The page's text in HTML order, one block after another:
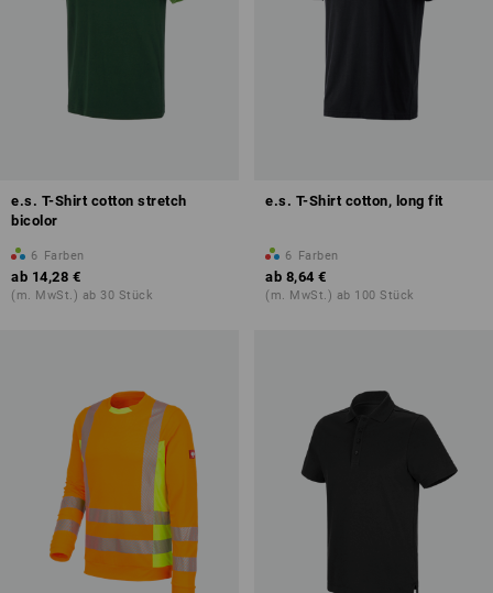
e.s. T-Shirt cotton stretch
bicolor
6 Farben
ab 14,28 €
(m. MwSt.) ab 30 Stück
e.s. T-Shirt cotton, long fit
6 Farben
ab 8,64 €
(m. MwSt.) ab 100 Stück